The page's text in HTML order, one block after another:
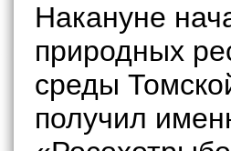
Накануне
природных
среды
получил